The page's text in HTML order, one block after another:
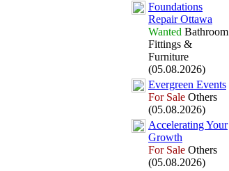
Foundations
Repair Ottawa
Wanted Bathroom
Fittings &
Furniture
(05.08.2026)
Evergreen Events
For Sale Others
(05.08.2026)
Accelerating Your
Growth
For Sale Others
(05.08.2026)